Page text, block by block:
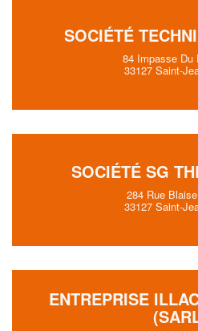
SOCIÉTÉ
84 Impasse Du
33127 Saint-
SOCIÉTÉ SG
284 Rue
33127 Saint-
ENTREPRISE